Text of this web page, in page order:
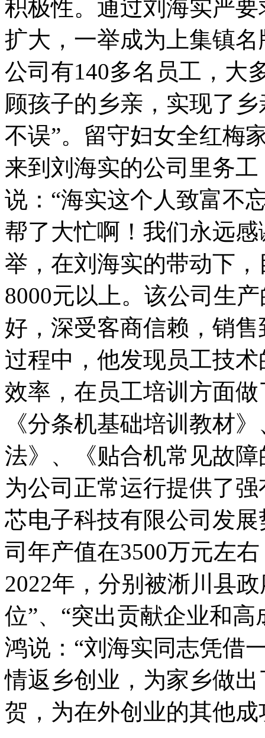
积极性。通过刘海实严
扩大，一举成为上集镇
公司有140多名员工，大
顾孩子的乡亲，实现了
不误”。留守妇女全红梅
来到刘海实的公司里务
说：“海实这个人致富不
帮了大忙啊！我们永远
举，在刘海实的带动下
8000元以上。该公司生
好，深受客商信赖，销
过程中，他发现员工技
效率，在员工培训方面
《分条机基础培训教材
法》、《贴合机常见故
为公司正常运行提供了
芯电子科技有限公司发
司年产值在3500万元左
2022年，分别被淅川县
位”、“突出贡献企业和
鸿说：“刘海实同志凭借
情返乡创业，为家乡做
贺，为在外创业的其他